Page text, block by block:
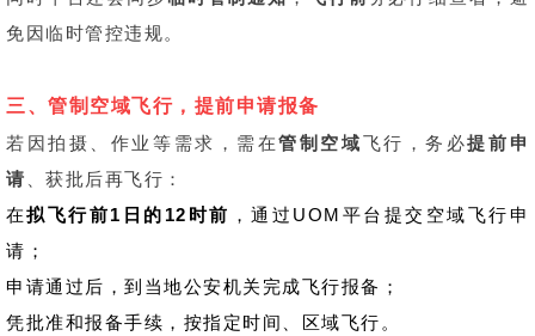
免因临时管控违规。
三、 管制空域飞行，提前申请报备
若因拍摄、作业等需求，需在管制空域飞行，务必提前申
请 、获批后再飞行：
在拟飞行前1日的12时前 ，通过UOM平台提交空域飞行申
请；
申请通过后，到当地公安机关完成飞行报备；
凭批准和报备手续，按指定时间、区域飞行。